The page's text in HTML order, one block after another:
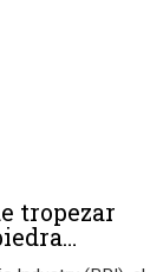
tropezar